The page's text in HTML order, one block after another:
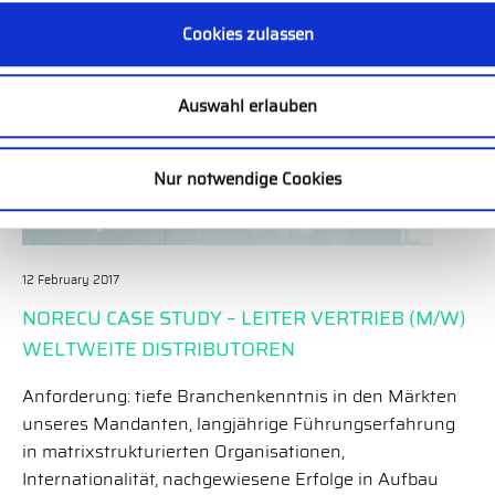
Cookies zulassen
Auswahl erlauben
Nur notwendige Cookies
Interview with Stefan Müller-Rabin, Partner of Norecu
Executive Search GmbH and manager of Technology &
Production (in German)
12 February 2017
NORECU CASE STUDY – LEITER VERTRIEB (M/W)
WELTWEITE DISTRIBUTOREN
Anforderung: tiefe Branchenkenntnis in den Märkten
unseres Mandanten, langjährige Führungserfahrung
in matrixstrukturierten Organisationen,
Internationalität, nachgewiesene Erfolge in Aufbau